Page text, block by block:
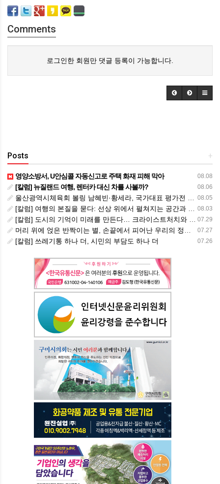
Comments
로그인한 회원만 댓글 등록이 가능합니다.
+
Posts
08.08
영양소방서, U안심콜 자동신고로 주택 화재 피해 막아
08.06
[칼럼] 뉴질랜드 여행, 렌터카 대신 차를 사볼까?
08.05
울산광역시체육회 볼링 남혜빈·황세라, 국가대표 평가전 통과… ‘아시아선수권 출전’
08.03
[칼럼] 여행의 본질을 묻다: 선상 위에서 펼쳐지는 공간과 사람, 그리고 미식의 미학
07.29
[칼럼] 도시의 기억이 미래를 만든다… 크라이스트처치와 한국 도시가 주는 교훈
07.27
머리 위에 얹은 반짝이는 별, 손끝에서 피어난 우리의 정체성
07.26
[칼럼] 쓰레기통 하나 더, 시민의 부담도 하나 더